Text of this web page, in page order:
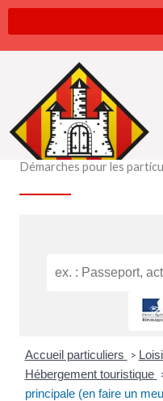
Aller
au
contenu
Démarches pour les
Accueil particuliers >
Hébergement touristique
principale (en faire un